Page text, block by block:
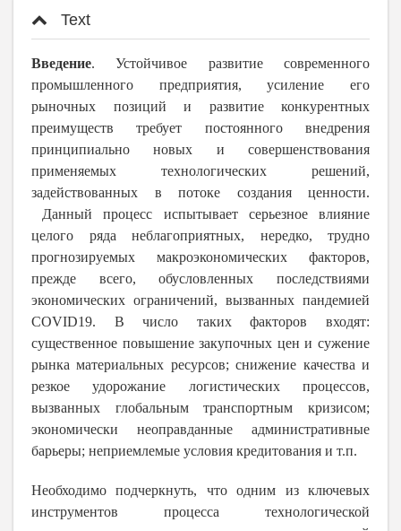
Text
Введение. Устойчивое развитие современного
промышленного предприятия, усиление его
рыночных позиций и развитие конкурентных
преимуществ требует постоянного внедрения
принципиально новых и совершенствования
применяемых технологических решений,
задействованных в потоке создания ценности.
Данный процесс испытывает серьезное влияние
целого ряда неблагоприятных, нередко, трудно
прогнозируемых макроэкономических факторов,
прежде всего, обусловленных последствиями
экономических ограничений, вызванных пандемией
COVID19. В число таких факторов входят:
существенное повышение закупочных цен и сужение
рынка материальных ресурсов; снижение качества и
резкое удорожание логистических процессов,
вызванных глобальным транспортным кризисом;
экономически неоправданные административные
барьеры; неприемлемые условия кредитования и т.п.
Необходимо подчеркнуть, что одним из ключевых
инструментов процесса технологической